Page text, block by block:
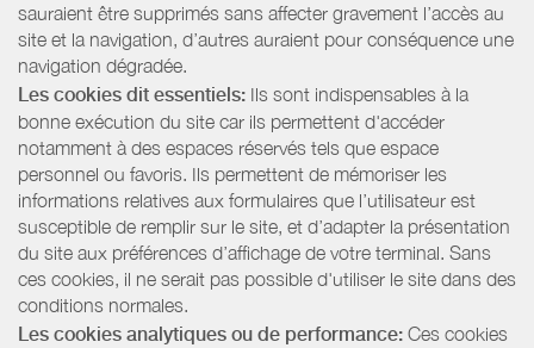
sauraient être supprimés sans affecter gravement l’accès au
site et la navigation, d’autres auraient pour conséquence une
navigation dégradée.
Les cookies dit essentiels: Ils sont indispensables à la
bonne exécution du site car ils permettent d'accéder
notamment à des espaces réservés tels que espace
personnel ou favoris. Ils permettent de mémoriser les
informations relatives aux formulaires que l’utilisateur est
susceptible de remplir sur le site, et d’adapter la présentation
du site aux préférences d’affichage de votre terminal. Sans
ces cookies, il ne serait pas possible d'utiliser le site dans des
conditions normales.
Les cookies analytiques ou de performance: Ces cookies